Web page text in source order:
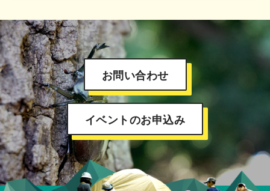
お問い合わせ
イベントのお申込み